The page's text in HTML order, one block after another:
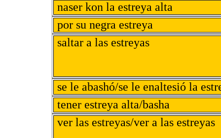
naser kon la estreya alta
por su negra estreya
saltar a las estreyas
se le abashó/se le enaltesió la
tener estreya alta/basha
ver las estreyas/ver a las estreyas